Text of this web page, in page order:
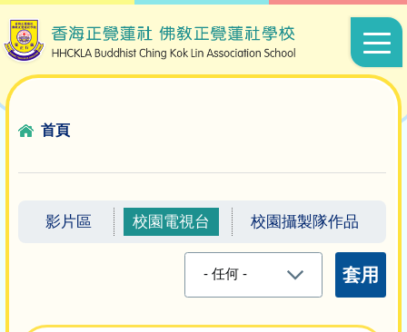
移至主內容
Main
導首頁
影片區 校園電視台 校園攝製隊作品